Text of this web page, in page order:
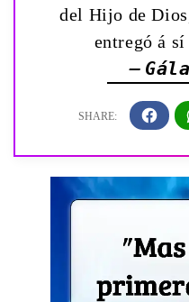
del Hijo de
entregó á
—